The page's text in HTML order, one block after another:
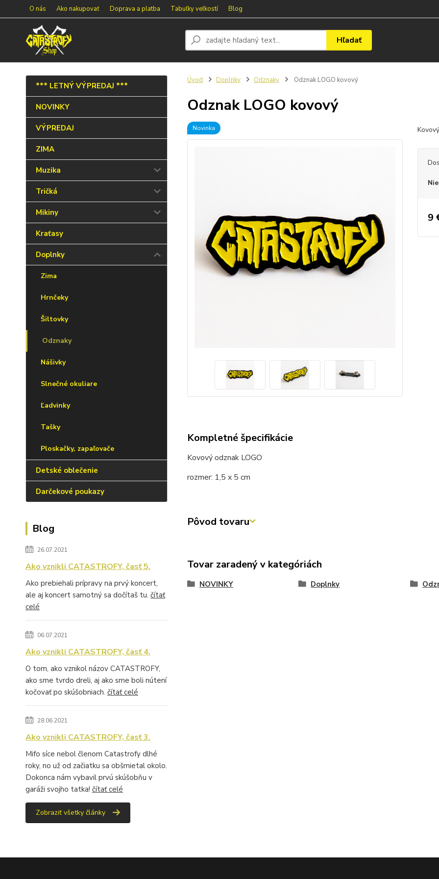
O nás Ako nakupovať Doprava a platba Tabuľky veľkostí Blog
Hľadať
*** LETNÝ VÝPREDAJ ***
NOVINKY
VÝPREDAJ
ZIMA
Muzika
Tričká
Mikiny
Kraťasy
Doplnky
Zima
Hrnčeky
Šiltovky
Odznaky
Nášivky
Slnečné okuliare
Ľadvinky
Tašky
Ploskačky, zapaľovače
Detské oblečenie
Darčekové poukazy
Blog
26.07.2021
Ako vznikli CATASTROFY, časť 5.
Ako prebiehali prípravy na prvý koncert,
ale aj koncert samotný sa dočítaš tu. čítať
celé
06.07.2021
Ako vznikli CATASTROFY, časť 4.
O tom, ako vznikol názov CATASTROFY,
ako sme tvrdo dreli, aj ako sme boli nútení
kočovať po skúšobniach. čítať celé
28.06.2021
Ako vznikli CATASTROFY, časť 3.
Mifo síce nebol členom Catastrofy dlhé
roky, no už od začiatku sa obšmietal okolo.
Dokonca nám vybavil prvú skúšobňu v
garáži svojho tatka! čítať celé
Zobraziť všetky články
Úvod Doplnky Odznaky Odznak LOGO kovový
Odznak LOGO kovový
Novinka
9
Kompletné špecifikácie
Kovový odznak LOGO
rozmer: 1,5 x 5 cm
Pôvod tovaru
Tovar zaradený v kategóriách
NOVINKY Doplnky